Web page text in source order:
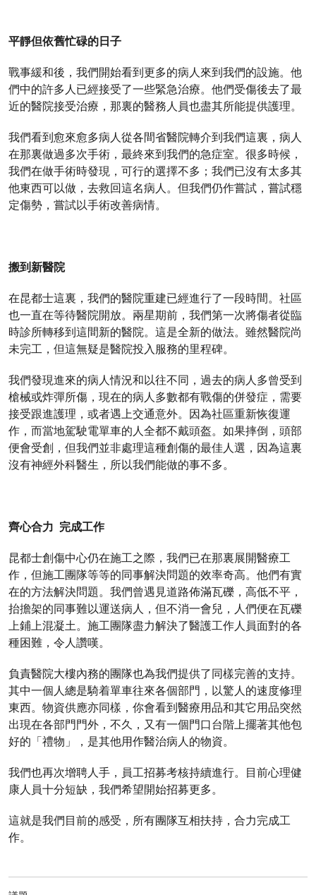
平靜但依舊忙碌的日子
戰事緩和後，我們開始看到更多的病人來到我們的設施。他
們中的許多人已經接受了一些緊急治療。他們受傷後去了最
近的醫院接受治療，那裏的醫務人員也盡其所能提供護理。
我們看到愈來愈多病人從各間省醫院轉介到我們這裏，病人
在那裏做過多次手術，最終來到我們的急症室。很多時候，
我們在做手術時發現，可行的選擇不多；我們已沒有太多其
他東西可以做，去救回這名病人。但我們仍作嘗試，嘗試穩
定傷勢，嘗試以手術改善病情。
搬到新醫院
在昆都士這裏，我們的醫院重建已經進行了一段時間。社區
也一直在等待醫院開放。兩星期前，我們第一次將傷者從臨
時診所轉移到這間新的醫院。這是全新的做法。雖然醫院尚
未完工，但這無疑是醫院投入服務的里程碑。
我們發現進來的病人情況和以往不同，過去的病人多曾受到
槍械或炸彈所傷，現在的病人多數都有戰傷的併發症，需要
接受跟進護理，或者遇上交通意外。因為社區重新恢復運
作，而當地駕駛電單車的人全都不戴頭盔。如果摔倒，頭部
便會受創，但我們並非處理這種創傷的最佳人選，因為這裏
沒有神經外科醫生，所以我們能做的事不多。
齊心合力 完成工作
昆都士創傷中心仍在施工之際，我們已在那裏展開醫療工
作，但施工團隊等等的同事解決問題的效率奇高。他們有實
在的方法解決問題。我們曾遇見道路佈滿瓦礫，高低不平，
抬擔架的同事難以運送病人，但不消一會兒，人們便在瓦礫
上鋪上混凝土。施工團隊盡力解決了醫護工作人員面對的各
種困難，令人讚嘆。
負責醫院大樓內務的團隊也為我們提供了同樣完善的支持。
其中一個人總是騎着單車往來各個部門，以驚人的速度修理
東西。物資供應亦同樣，你會看到醫療用品和其它用品突然
出現在各部門門外，不久，又有一個門口台階上擺著其他包
好的「禮物」，是其他用作醫治病人的物資。
我們也再次增聘人手，員工招募考核持續進行。目前心理健
康人員十分短缺，我們希望開始招募更多。
這就是我們目前的感受，所有團隊互相扶持，合力完成工
作。